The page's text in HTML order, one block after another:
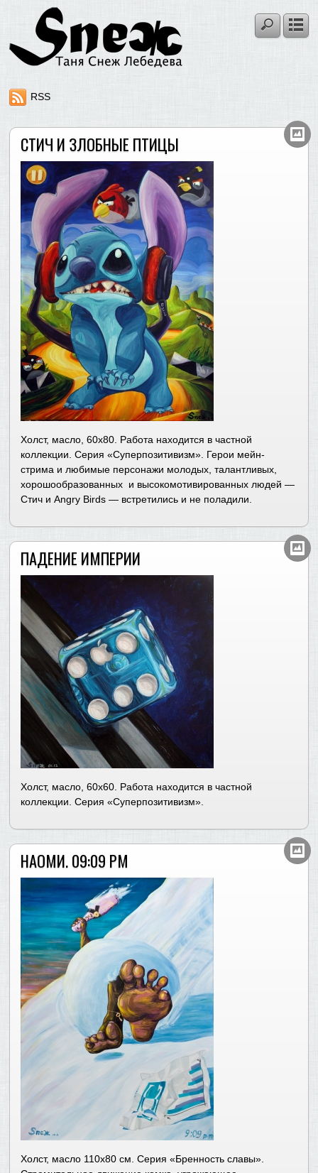
RSS
СТИЧ И ЗЛОБНЫЕ ПТИЦЫ
Холст, масло, 60х80. Работа находится в частной
коллекции. Серия «Суперпозитивизм». Герои мейн-
стрима и любимые персонажи молодых, талантливых,
хорошообразованных и высокомотивированных людей —
Стич и Angry Birds — встретились и не поладили.
ПАДЕНИЕ ИМПЕРИИ
Холст, масло, 60х60. Работа находится в частной
коллекции. Серия «Суперпозитивизм».
НАОМИ. 09:09 PM
Холст, масло 110х80 см. Серия «Бренность славы».